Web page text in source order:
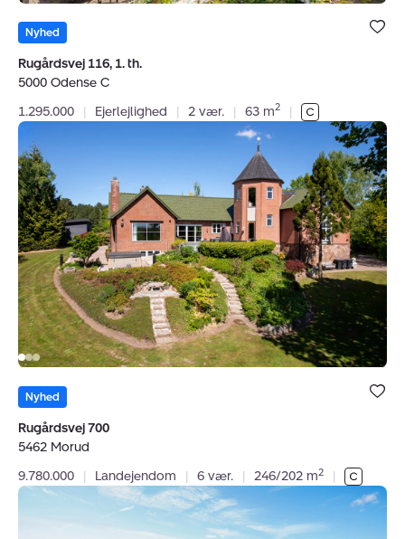
Bolig er
under dine
Nyhed
Rugårdsvej 116, 1. th.
5000 Odense C
1.295.000
| Ejerlejlighed | 2 vær. | 63 m2 |
Rugårdsvej
700,
5462
Morud
Bolig er
under dine
Nyhed
Rugårdsvej 700
5462 Morud
9.780.000
| Landejendom | 6 vær. | 246/202 m2 |
Villa:
Mølkæret